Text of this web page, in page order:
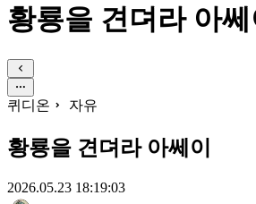
황룡을 견뎌라 아쎄
퀴디온 자유
황룡을 견뎌라 아쎄이
2026.05.23 18:19:03